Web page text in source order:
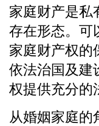
家庭财产是私
存在形态。可
家庭财产权的
依法治国及建
权提供充分的
从婚姻家庭的